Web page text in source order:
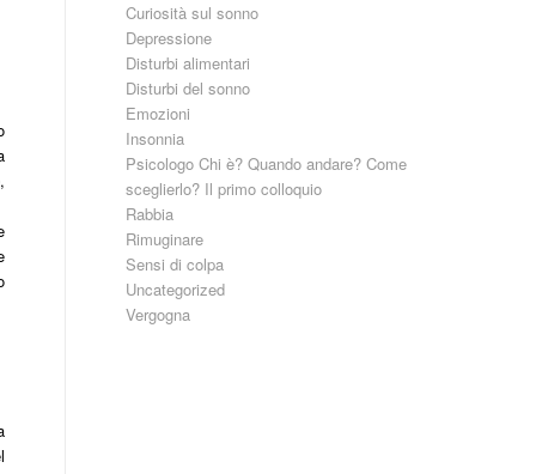
Curiosità sul sonno
Depressione
Disturbi alimentari
Disturbi del sonno
Emozioni
Insonnia
Psicologo Chi è? Quando andare? Come
sceglierlo? Il primo colloquio
Rabbia
Rimuginare
Sensi di colpa
Uncategorized
Vergogna